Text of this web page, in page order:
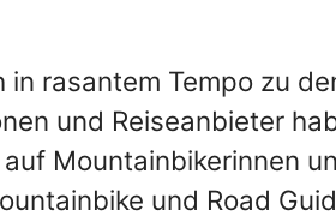
rasantem Tempo zu
und Reiseanbieter
Mountainbikerinnen
und Road